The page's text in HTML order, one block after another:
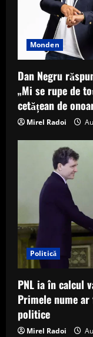
Monden
Dan Negru
„Mi se rupe de
cetățean de
Mirel Radoi
Politică
PNL ia în calcul
Primele nume
politice
Mirel Radoi